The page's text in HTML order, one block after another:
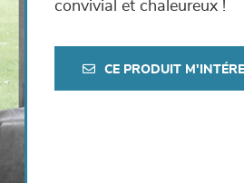
convivial et chaleureux !
CE PRODUIT